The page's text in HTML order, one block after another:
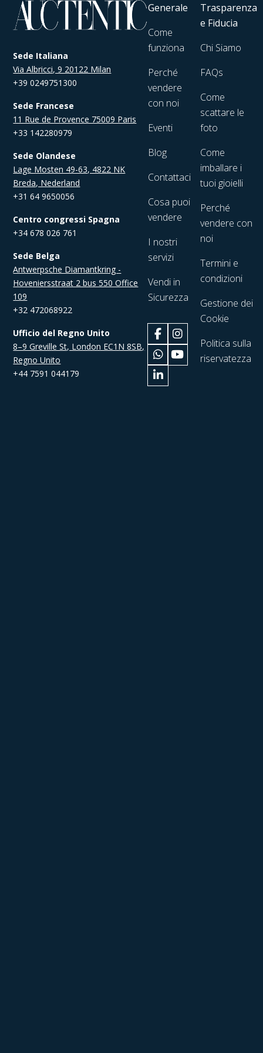
Sede Italiana
Via Albricci, 9 20122 Milan
+39 0249751300
Sede Francese
11 Rue de Provence 75009 Paris
+33 142280979
Sede Olandese
Lage Mosten 49-63, 4822 NK
Breda, Nederland
+31 64 9650056
Centro congressi Spagna
+34 678 026 761
Sede Belga
Antwerpsche Diamantkring -
Hoveniersstraat 2 bus 550 Office
109
+32 472068922
Ufficio del Regno Unito
8–9 Greville St, London EC1N 8SB,
Regno Unito
+44 7591 044179
Generale
Come
funziona
Perché
vendere
con noi
Eventi
Blog
Contattaci
Cosa puoi
vendere
I nostri
servizi
Vendi in
Sicurezza
Trasparenza
e Fiducia
Chi Siamo
FAQs
Come
scattare le
foto
Come
imballare i
tuoi gioielli
Perché
vendere con
noi
Termini e
condizioni
Gestione dei
Cookie
Politica sulla
riservatezza